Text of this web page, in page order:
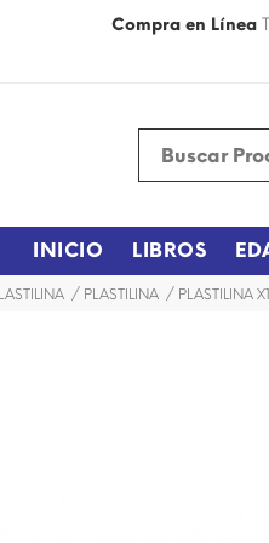
Compra en Línea
INICIO LIBROS
PLASTILINA PLASTILINA